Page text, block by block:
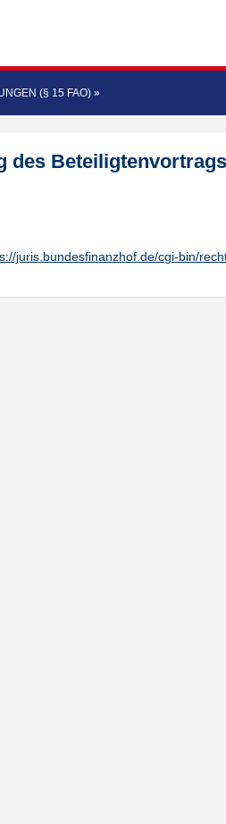
(§ 15 FAO) »
des
juris.bundesfinanzhof.de/cgi-bin/